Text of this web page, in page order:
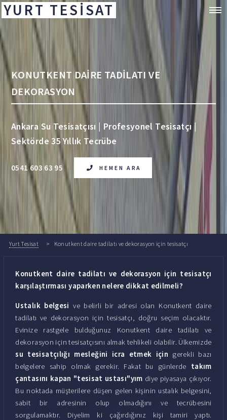
YURT TESİSAT
KONUTKENT DAİRE TADİLATI VE
DEKORASYON
Ankara Su Tesisatçısı | Profesyonel Tesisatçı |
Sektörde 35 Yıllık Tecrübe
0541 603 63 95 HEMEN ARA
Yurt Tesisat Konutkent daire tadilatı ve dekorasyon için tesisatçı
Konutkent daire tadilatı ve dekorasyon için tesisatçı
karşılaştırması yaparken nelere dikkat edilmeli?
Ustalık belgesi ve belirli bir adresi olan Konutkent daire
tadilatı ve dekorasyon için tesisatçı, doğru seçim olacaktır.
Evinize rastgele bulduğunuz Konutkent daire tadilatı ve
dekorasyon için tesisatçısını almak tehlikeli olabilir. Ülkemizde
su tesisatçılığı mesleğini icra etmek için gerekli bazı
belgelere sahip olmak gerekir. Fakat bu günlerde takım
çantasını kapan "tesisat ustası"yım diye piyasaya çıkıyor.
Bu noktada müşterilere düşen gelen kişinin ustalık belgesini,
sabit bir adresinin olup olmadığını ve tecrübesini
sorgulamaktır. Diyelim ki çağırdığınız kişi tamiri yaptı.